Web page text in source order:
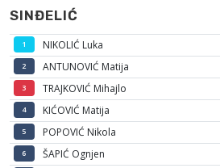
SINĐELIĆ
1 NIKOLIĆ Luka
2 ANTUNOVIĆ Matija
3 TRAJKOVIĆ Mihajlo
4 KIĆOVIĆ Matija
5 POPOVIĆ Nikola
6 ŠAPIĆ Ognjen